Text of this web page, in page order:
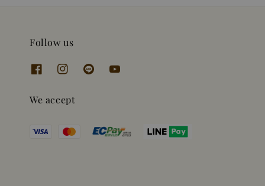
Follow us
We accept